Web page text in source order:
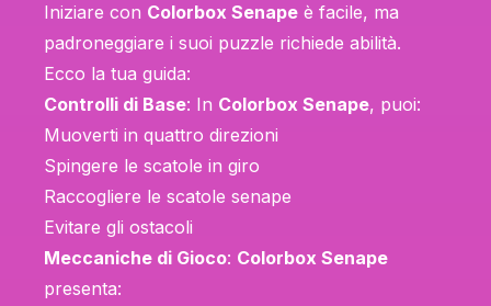
Iniziare con Colorbox Senape è facile, ma
padroneggiare i suoi puzzle richiede abilità.
Ecco la tua guida:
Controlli di Base: In Colorbox Senape, puoi:
Muoverti in quattro direzioni
Spingere le scatole in giro
Raccogliere le scatole senape
Evitare gli ostacoli
Meccaniche di Gioco: Colorbox Senape
presenta: